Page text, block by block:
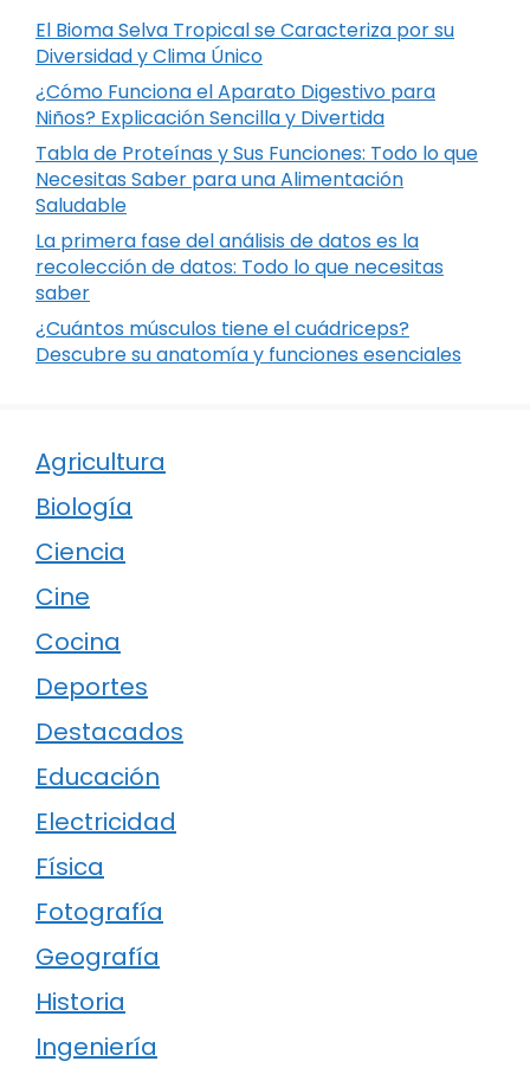
El Bioma Selva Tropical se Caracteriza por su
Diversidad y Clima Único
¿Cómo Funciona el Aparato Digestivo para
Niños? Explicación Sencilla y Divertida
Tabla de Proteínas y Sus Funciones: Todo lo que
Necesitas Saber para una Alimentación
Saludable
La primera fase del análisis de datos es la
recolección de datos: Todo lo que necesitas
saber
¿Cuántos músculos tiene el cuádriceps?
Descubre su anatomía y funciones esenciales
Agricultura
Biología
Ciencia
Cine
Cocina
Deportes
Destacados
Educación
Electricidad
Física
Fotografía
Geografía
Historia
Ingeniería